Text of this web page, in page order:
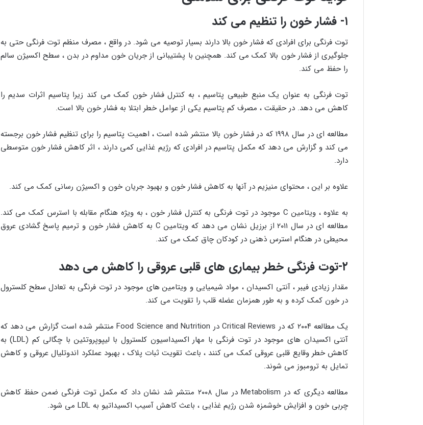
۱- فشار خون را تنظیم می کند
توت فرنگی برای افرادی که فشار خون بالا دارند بسیار توصیه می شود. در واقع ، مصرف منظم توت فرنگی حتی به
جلوگیری از فشار خون بالا کمک می کند. همچنین با پشتیبانی از جریان خون مداوم در بدن ، سطح اکسیژن سالم
را حفظ می کند.
توت فرنگی به عنوان یک منبع طبیعی پتاسیم ، به کنترل فشار خون کمک می کند زیرا پتاسیم اثرات سدیم را
کاهش می دهد. در حقیقت ، مصرف کم پتاسیم یکی از عوامل خطر ابتلا به فشار خون بالا است.
مطالعه ای در سال ۱۹۹۸ که در فشار خون بالا منتشر شده است ، اهمیت پتاسیم را برای تنظیم فشار خون برجسته
می کند و گزارش می دهد که مکمل پتاسیم در افرادی که رژیم غذایی کمی دارند ، اثر کاهش فشار خون متوسطی
دارد.
علاوه بر این ، محتوای منیزیم در آنها به کاهش فشار خون و بهبود جریان خون و اکسیژن رسانی کمک می کند.
به علاوه ، ویتامین C موجود در توت فرنگی به کنترل فشار خون ، به ویژه هنگام مقابله با استرس کمک می کند.
مطالعه ای در سال ۲۰۱۱ از برزیل نشان می دهد که ویتامین C به کاهش فشار خون و ترمیم پاسخ گشادی عروق
محیطی در هنگام استرس ذهنی در کودکان چاق کمک می کند.
۲-توت فرنگی خطر بیماری های قلبی عروقی را کاهش می دهد
مقدار زیادی فیبر ، آنتی اکسیدان ، مواد شیمیایی و ویتامین های موجود در توت فرنگی به تعادل سطح کلسترول
در خون کمک کرده و به طور همزمان عضله قلب را تقویت می کند.
یک مطالعه ۲۰۰۴ که در Critical Reviews در Food Science and Nutrition منتشر شده است گزارش می دهد که
آنتی اکسیدان های موجود در توت فرنگی با مهار اکسیداسیون کلسترول با لیپوپروتئین با چگالی کم (LDL) به
کاهش خطر وقایع قلبی عروقی کمک می کنند ، باعث تقویت ثبات پلاک ، بهبود عملکرد اندوتلیال عروقی و کاهش
تمایل به ترومبوز می شوند.
مطالعه دیگری که در Metabolism در سال ۲۰۰۸ منتشر شد نشان داد که مکمل توت فرنگی ضمن حفظ کاهش
چربی خون و افزایش خوشمزه شدن رژیم غذایی ، باعث کاهش آسیب اکسیداتیو به LDL می شود.